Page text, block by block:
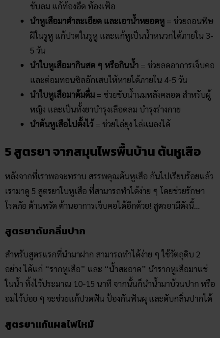
ขับลม แก้ท้องอืด ท้องเฟ้อ
นำหูเสือมาตำละเอียด และเอาน้ำหยอดหู = ช่วยถอนพิษ
ฝีในรูหู แก้ปวดในรูหู และแก้หูเป็นน้ำหนวกได้ภายใน 3-
5 วัน
นำใบหูเสือมากินสด ๆ หรือกินน้ำ = ช่วยลดอาการเจ็บคอ
และต่อมทอนซิลอักเสบให้หายได้ภายใน 4-5 วัน
นำใบหูเสือมาต้มดื่ม = ช่วยขับน้ำนมหลังคลอด สำหรับผู้
หญิง และเป็นทั้งยาบำรุงเลือดลม บำรุงร่างกาย
นำต้นหูเสือไปตั้งไว้= ช่วยไล่ยุง ไล่แมลงได้
5 สูตรยา จากสมุนไพรพื้นบ้าน ต้นหูเสือ
หลังจากที่เราพอจะทราบ สรรพคุณต้นหูเสือ กันไปเรียบร้อยแล้ว
เรามาดู 5 สูตรยาใบหูเสือ ที่สามารถทำได้ง่าย ๆ โดยช่วยรักษา
โรคภัย ต้านหวัด ต้านอาการเจ็บคอได้อีกด้วย! สูตรยามีดังนี้…
สูตรยาดับกลิ่นปาก
สำหรับสูตรแรกที่นำมาฝาก สามารถทำได้ง่าย ๆ ใช้วัตถุดิบ 2
อย่าง ได้แก่ “รากหูเสือ” และ “น้ำสะอาด” นำรากหูเสือมาแช่
ในน้ำ ทิ้งไว้ประมาณ 10-15 นาที จากนั้นก็นำน้ำมาบ้วนปาก หรือ
อมไว้บ่อย ๆ จะช่วยแก้ปวดฟัน ป้องกันฟันผุ และดับกลิ่นปากได้
สูตรยาแก้แผลไฟไหม้